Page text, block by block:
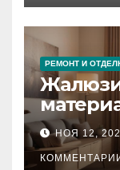
РЕМОНТ И
НОЯ 12,